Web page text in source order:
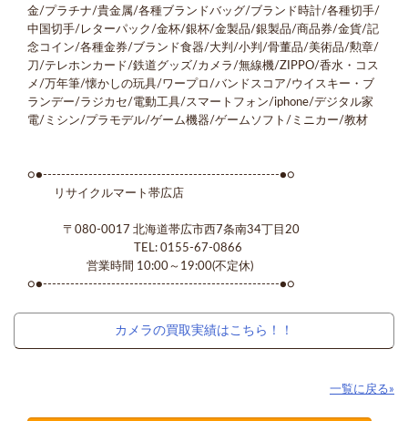
金/プラチナ/貴金属/各種ブランドバッグ/ブランド時計/各種切手/
中国切手/レターパック/金杯/銀杯/金製品/銀製品/商品券/金貨/記
念コイン/各種金券/ブランド食器/大判/小判/骨董品/美術品/勲章/
刀/テレホンカード/鉄道グッズ/カメラ/無線機/ZIPPO/香水・コス
メ/万年筆/懐かしの玩具/ワープロ/バンドスコア/ウイスキー・ブ
ランデー/ラジカセ/電動工具/スマートフォン/iphone/デジタル家
電/ミシン/プラモデル/ゲーム機器/ゲームソフト/ミニカー/教材
○●----------------------------------------------------●○
リサイクルマート帯広店
〒080-0017 北海道帯広市西7条南34丁目20
TEL: 0155-67-0866
営業時間 10:00～19:00(不定休)
○●----------------------------------------------------●○
カメラの買取実績はこちら！！
一覧に戻る»